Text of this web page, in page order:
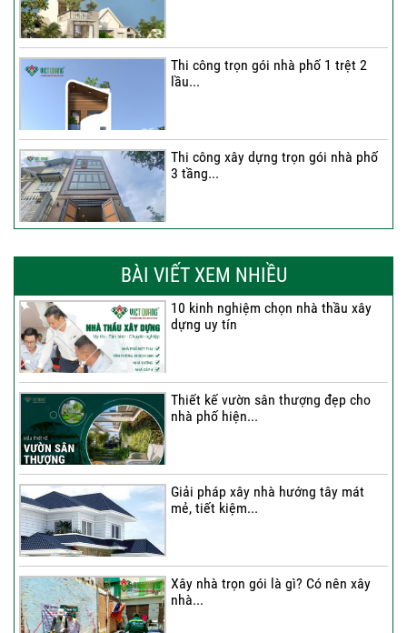
Thi công trọn gói nhà phố 1 trệt 2
lầu...
Thi công xây dựng trọn gói nhà phố
3 tầng...
Anh...
BÀI VIẾT XEM NHIỀU
10 kinh nghiệm chọn nhà thầu xây
dựng uy tín
Thiết kế vườn sân thượng đẹp cho
nhà phố hiện...
Giải pháp xây nhà hướng tây mát
mẻ, tiết kiệm...
Xây nhà trọn gói là gì? Có nên xây
nhà...